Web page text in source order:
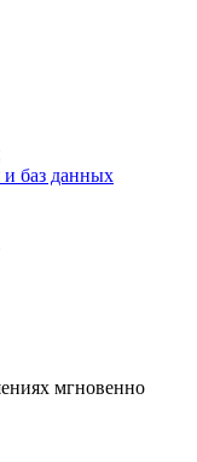
и баз данных
мгновенно